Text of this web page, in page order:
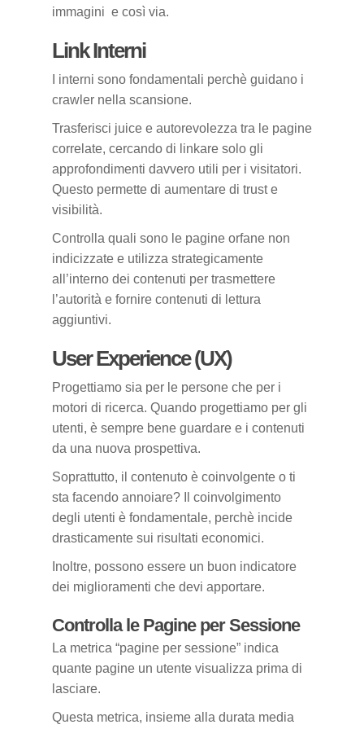
immagini e così via.
Link Interni
I interni sono fondamentali perchè guidano i
crawler nella scansione.
Trasferisci juice e autorevolezza tra le pagine
correlate, cercando di linkare solo gli
approfondimenti davvero utili per i visitatori.
Questo permette di aumentare di trust e
visibilità.
Controlla quali sono le pagine orfane non
indicizzate e utilizza strategicamente
all’interno dei contenuti per trasmettere
l’autorità e fornire contenuti di lettura
aggiuntivi.
User Experience (UX)
Progettiamo sia per le persone che per i
motori di ricerca. Quando progettiamo per gli
utenti, è sempre bene guardare e i contenuti
da una nuova prospettiva.
Soprattutto, il contenuto è coinvolgente o ti
sta facendo annoiare? Il coinvolgimento
degli utenti è fondamentale, perchè incide
drasticamente sui risultati economici.
Inoltre, possono essere un buon indicatore
dei miglioramenti che devi apportare.
Controlla le Pagine per Sessione
La metrica “pagine per sessione” indica
quante pagine un utente visualizza prima di
lasciare.
Questa metrica, insieme alla durata media